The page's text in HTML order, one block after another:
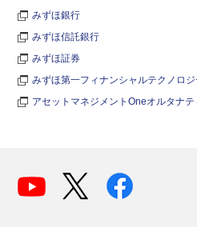
みずほ銀行
みずほ信託銀行
みずほ証券
みずほ第一フィナンシャルテクノロジ
アセットマネジメントOneオルタナ